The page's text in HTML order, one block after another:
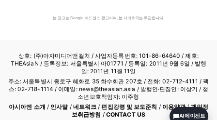
본 광고는 Google 애드센스 광고이며, 본 사이트와는 무관합니다.
상호: (주)아자미디어앤컬처 /사업자등록번호: 101-86-64640 / 제호:
THEAsiaN / 등록정보: 서울특별시 아01771 / 등록일: 2011년 9월 6일 / 발행
일: 2011년 11월 11일
주소: 서울특별시 종로구 혜화로 35 화수회관 207호 / 전화: 02-712-4111 / 팩
스: 02-718-1114 / 이메일: news@theasian.asia / 발행인·편집인: 이상기 / 청
소년보호책임자: 이주형
아시아엔 소개 / 인사말/ 네트워크 /편집강령 및 보도준칙 / 이용약관/개인정
보취급방침 / CONTACT US AI 에이전트